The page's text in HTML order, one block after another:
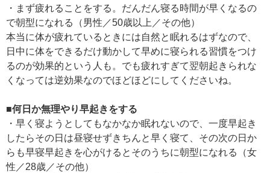
・まず疲れることをする。だんだん寝る時間が早くなるの
で朝型になれる（男性／50歳以上／その他）
本当に体が疲れているときには自然と眠れるはずなので、
日中に体をできるだけ動かして早めに寝られる習慣をつけ
るのが効果的という人も。でも疲れすぎて翌朝起きられな
くなっては逆効果なのでほどほどにしてくださいね。
■何日か無理やり早起きをする
・早く寝ようとしてもなかなか眠れないので、一度早起き
したらその日は昼寝せずきちんと早く寝て、その次の日か
らも早寝早起きを心がけるとそのうちに朝型になれる（女
性／28歳／その他）